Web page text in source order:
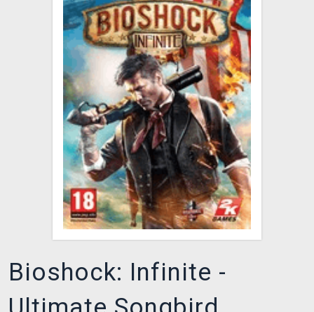
KONTAKT
DOPRAVA
XZONE KLUB
TCG & BOARDGAME HUB
VÝKUP HER (BAZAR)
Bioshock: Infinite -